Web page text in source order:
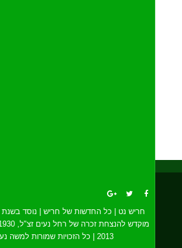
חריש נט | כל החדשות של חריש | נוסד בשנת 2018 | אתר זה
מוקדש להנצחת זכרה של רחל נעים זצ"ל, 01-01-1930 - 02-02-